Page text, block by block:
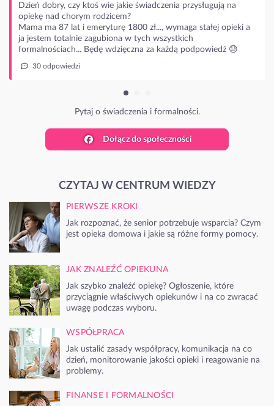
przysługują na
wymaga stałej opieki a
każdą podpowiedź 😓
Dołącz do społeczności
CZYTAJ W CENTRUM WIEDZY
PIERWSZE KROKI
Jak rozpoznać, że senior potrzebuje wsparcia? Czym
jest opieka domowa i jakie są różne formy pomocy.
JAK ZNALEŹĆ OPIEKUNA
Jak szybko znaleźć opiekę? Ogłoszenie, które
przyciągnie właściwych opiekunów i na co zwracać
uwagę podczas wyboru.
WSPÓŁPRACA
Jak ustalić zasady współpracy, komunikacja na co
dzień, monitorowanie jakości opieki i reagowanie na
problemy.
FINANSE I FORMALNOŚCI